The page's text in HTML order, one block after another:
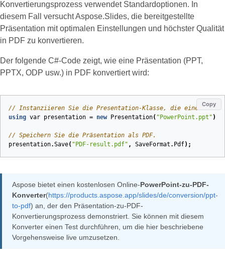
Konvertierungsprozess verwendet Standardoptionen. In
diesem Fall versucht Aspose.Slides, die bereitgestellte
Präsentation mit optimalen Einstellungen und höchster Qualität
in PDF zu konvertieren.
Der folgende C#‑Code zeigt, wie eine Präsentation (PPT,
PPTX, ODP usw.) in PDF konvertiert wird:
Copy
// Instanziieren Sie die Presentation‑Klasse, die eine
using var presentation = new Presentation( "PowerPoint.ppt" );
// Speichern Sie die Präsentation als PDF.
presentation.Save( "PDF-result.pdf" , SaveFormat . Pdf);
Aspose bietet einen kostenlosen Online-PowerPoint-zu-PDF-
Konverter(https://products.aspose.app/slides/de/conversion/ppt-
to-pdf) an, der den Präsentation-zu-PDF-
Konvertierungsprozess demonstriert. Sie können mit diesem
Konverter einen Test durchführen, um die hier beschriebene
Vorgehensweise live umzusetzen.